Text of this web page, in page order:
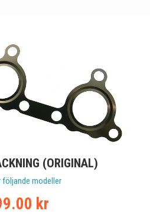
(ORIGINAL)
följande modeller
kr